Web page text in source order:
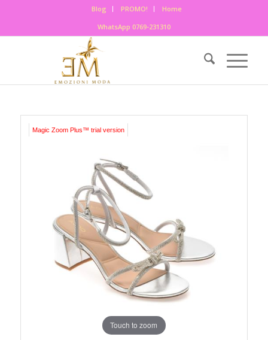
Blog PROMO!
Home
WhatsApp 0769-231310
Touch to zoom
Magic Zoom Plus™ trial version